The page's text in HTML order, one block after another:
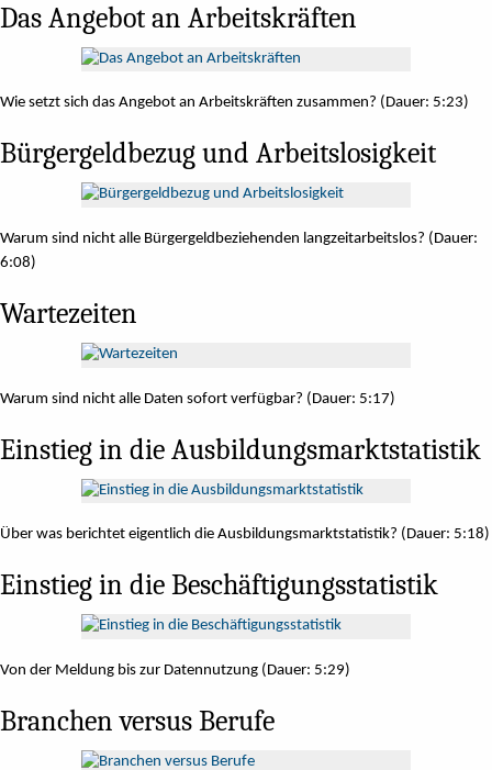
Das Angebot an Arbeitskräften
Wie setzt sich das Angebot an Arbeitskräften zusammen? (Dauer: 5:23)
Bürgergeldbezug und Arbeitslosigkeit
Warum sind nicht alle Bürgergeldbeziehenden langzeitarbeitslos? (Dauer:
6:08)
Wartezeiten
Warum sind nicht alle Daten sofort verfügbar? (Dauer: 5:17)
Einstieg in die Ausbildungsmarktstatistik
Über was berichtet eigentlich die Ausbildungsmarktstatistik? (Dauer: 5:18)
Einstieg in die Beschäftigungsstatistik
Von der Meldung bis zur Datennutzung (Dauer: 5:29)
Branchen versus Berufe